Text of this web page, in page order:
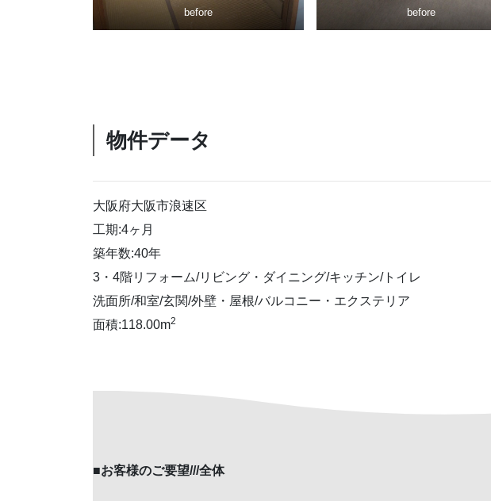
before before
物件データ
大阪府大阪市浪速区
工期:4ヶ月
築年数:40年
3・4階リフォーム/リビング・ダイニング/キッチン/トイレ
洗面所/和室/玄関/外壁・屋根/バルコニー・エクステリア
面積:118.00m2
■お客様のご要望///全体